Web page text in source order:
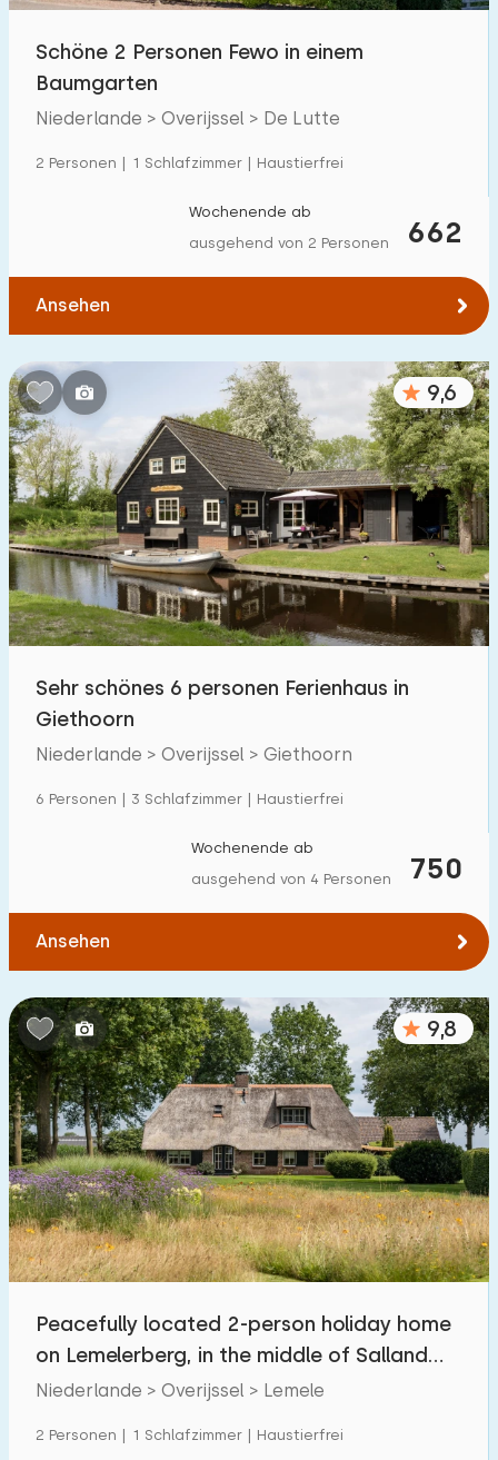
Zugänglichkeit
Schöne 2 Personen Fewo in einem
Baumgarten
Niederlande > Overijssel > De Lutte
2 Personen | 1 Schlafzimmer | Haustierfrei
662
Wochenende ab
ausgehend von 2 Personen
Ansehen
9,6
Sehr schönes 6 personen Ferienhaus in
Giethoorn
Niederlande > Overijssel > Giethoorn
6 Personen | 3 Schlafzimmer | Haustierfrei
750
Wochenende ab
ausgehend von 4 Personen
Ansehen
9,8
Peacefully located 2-person holiday home
on Lemelerberg, in the middle of Salland
greenery
Niederlande > Overijssel > Lemele
2 Personen | 1 Schlafzimmer | Haustierfrei